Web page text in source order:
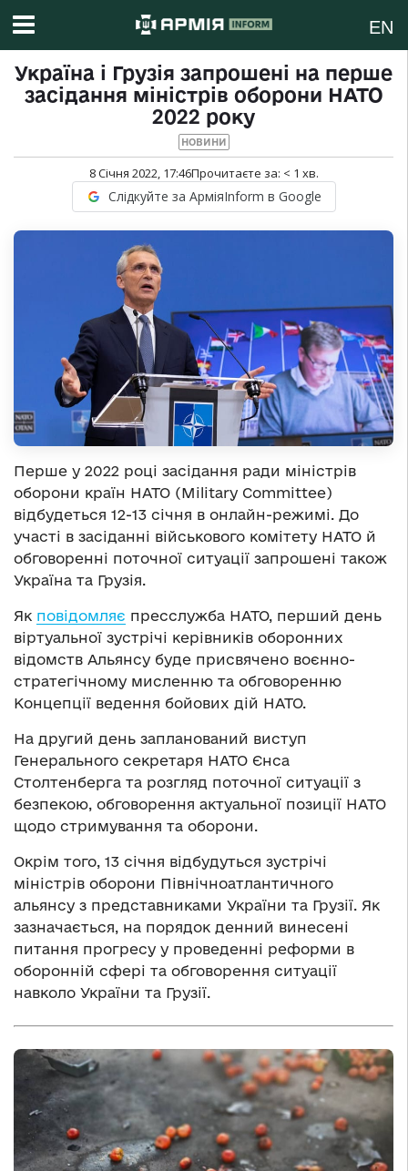
EN
Україна і Грузія запрошені на перше
засідання міністрів оборони НАТО
2022 року
НОВИНИ
8 Січня 2022, 17:46Прочитаєте за: < 1 хв.
Слідкуйте за АрміяInform в Google
Перше у 2022 році засідання ради міністрів
оборони країн НАТО (Military Committee)
відбудеться 12-13 січня в онлайн-режимі. До
участі в засіданні військового комітету НАТО й
обговоренні поточної ситуації запрошені також
Україна та Грузія.
Як повідомляє пресслужба НАТО, перший день
віртуальної зустрічі керівників оборонних
відомств Альянсу буде присвячено воєнно-
стратегічному мисленню та обговоренню
Концепції ведення бойових дій НАТО.
На другий день запланований виступ
Генерального секретаря НАТО Єнса
Столтенберга та розгляд поточної ситуації з
безпекою, обговорення актуальної позиції НАТО
щодо стримування та оборони.
Окрім того, 13 січня відбудуться зустрічі
міністрів оборони Північноатлантичного
альянсу з представниками України та Грузії. Як
зазначається, на порядок денний винесені
питання прогресу у проведенні реформи в
оборонній сфері та обговорення ситуації
навколо України та Грузії.